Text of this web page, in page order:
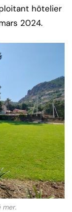
hôtelier
2024.
mer.